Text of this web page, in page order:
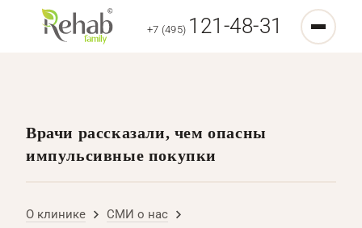
+7 (495) 121-48-31
Врачи рассказали, чем опасны
импульсивные покупки
О клинике
СМИ о нас